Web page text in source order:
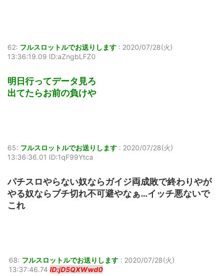
62: フルスロットルでお送りします : 2020/07/28(火)
13:36:19.09 ID:aZngbLFZ0
明日行ってデータ見ろ
出てたらお前の負けや
65: フルスロットルでお送りします : 2020/07/28(火)
13:36:36.01 ID:1qF99Ytca
パチスロやらない奴ならガイジ両成敗で終わりやが
やる奴ならブチ切れ不可避やなぁ…イッチ悪ないで
これ
68: フルスロットルでお送りします : 2020/07/28(火)
13:37:46.74 ID:jD5QXWwd0